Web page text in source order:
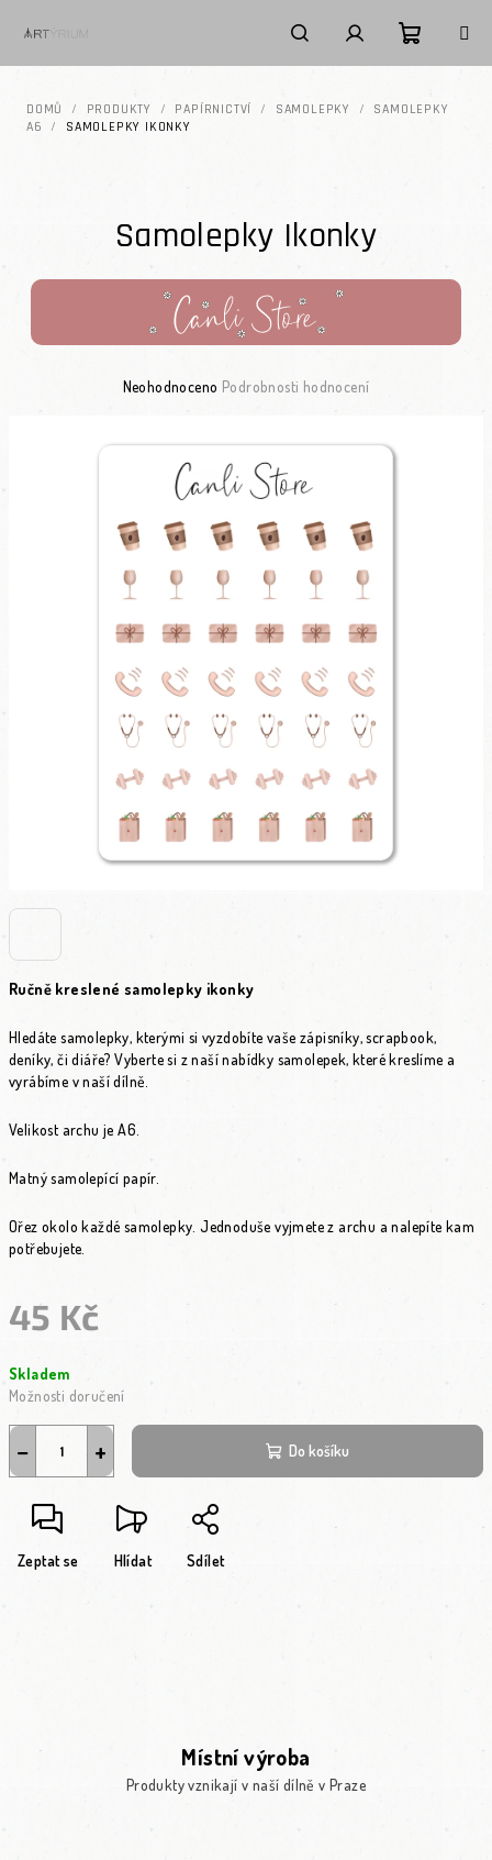
Hledat PřihlášeníNákupní
DOMŮ / PRODUKTY / PAPÍRNICTVÍ / SAMOLEPKY /
SAMOLEPKY
A6
/ SAMOLEPKY IKONKY
Ručně kreslené samolepky ikonky
Hledáte samolepky, kterými si vyzdobíte vaše zápisníky, scrapbook,
deníky, či diáře? Vyberte si z naší nabídky samolepek, které kreslíme a
vyrábíme v naší dílně.
Velikost archu je A6.
Matný samolepící papír.
Ořez okolo každé samolepky. Jednoduše vyjmete z archu a nalepíte kam
potřebujete.
45 Kč
Skladem
Možnosti doručení
+
− Do košíku
Zeptat se Hlídat Sdílet
Samolepky Ikonky
Průměrné hodnocení produktu je 0,0 z 5 hvězdiček.
Neohodnoceno Podrobnosti hodnocení
Místní výroba
Produkty vznikají v naší dílně v Praze